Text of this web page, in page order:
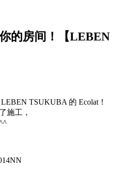
的房间！【LEBEN
TSUKUBA 的 Ecolat！
施工，